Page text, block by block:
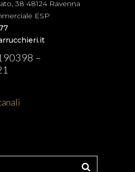
38 48124 Ravenna
ESP
–